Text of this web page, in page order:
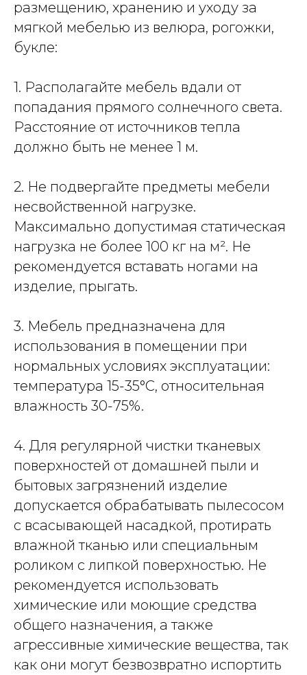
размещению, хранению и уходу за
мягкой мебелью из велюра, рогожки,
букле:
1. Располагайте мебель вдали от
попадания прямого солнечного света.
Расстояние от источников тепла
должно быть не менее 1 м.
2. Не подвергайте предметы мебели
несвойственной нагрузке.
Максимально допустимая статическая
нагрузка не более 100 кг на м². Не
рекомендуется вставать ногами на
изделие, прыгать.
3. Мебель предназначена для
использования в помещении при
нормальных условиях эксплуатации:
температура 15-35°С, относительная
влажность 30-75%.
4. Для регулярной чистки тканевых
поверхностей от домашней пыли и
бытовых загрязнений изделие
допускается обрабатывать пылесосом
с всасывающей насадкой, протирать
влажной тканью или специальным
роликом с липкой поверхностью. Не
рекомендуется использовать
химические или моющие средства
общего назначения, а также
агрессивные химические вещества, так
как они могут безвозвратно испортить